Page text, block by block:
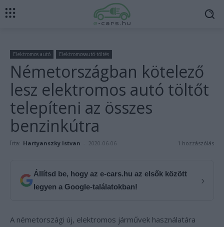
Elektromos autó Elektromosautó-töltés
Németországban kötelező
lesz elektromos autó töltőt
telepíteni az összes
benzinkútra
Írta: Hartyanszky Istvan - 2020-06-06 1 hozzászólás
Állítsd be, hogy az e-cars.hu az elsők között
legyen a Google-találatokban!
›
A németországi új, elektromos járművek használatára